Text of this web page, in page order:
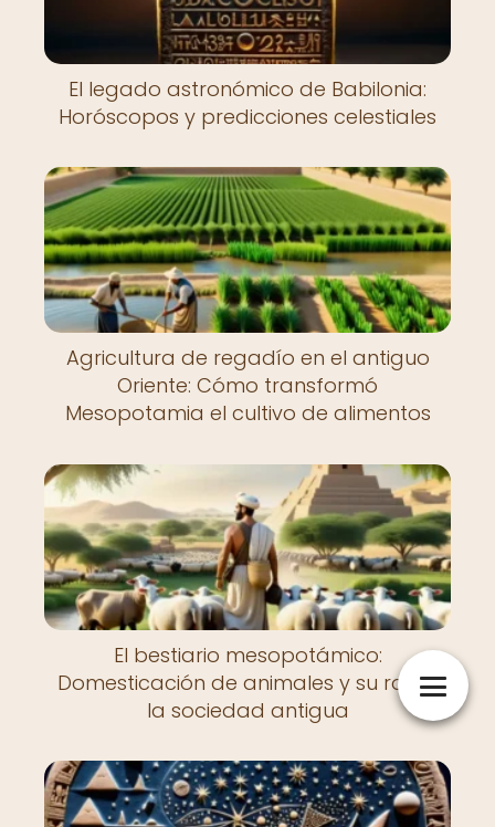
El legado astronómico de Babilonia:
Horóscopos y predicciones celestiales
Agricultura de regadío en el antiguo
Oriente: Cómo transformó
Mesopotamia el cultivo de alimentos
El bestiario mesopotámico:
Domesticación de animales y su rol en
la sociedad antigua